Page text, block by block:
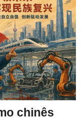
chinês